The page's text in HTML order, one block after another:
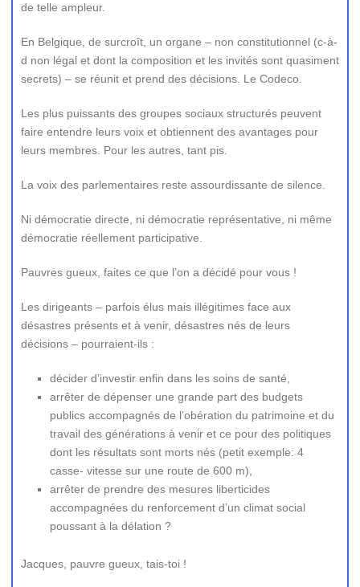
de telle ampleur.
En Belgique, de surcroît, un organe – non constitutionnel (c-à-
d non légal et dont la composition et les invités sont quasiment
secrets) – se réunit et prend des décisions. Le Codeco.
Les plus puissants des groupes sociaux structurés peuvent
faire entendre leurs voix et obtiennent des avantages pour
leurs membres. Pour les autres, tant pis.
La voix des parlementaires reste assourdissante de silence.
Ni démocratie directe, ni démocratie représentative, ni même
démocratie réellement participative.
Pauvres gueux, faites ce que l’on a décidé pour vous !
Les dirigeants – parfois élus mais illégitimes face aux
désastres présents et à venir, désastres nés de leurs
décisions – pourraient-ils :
décider d’investir enfin dans les soins de santé,
arrêter de dépenser une grande part des budgets
publics accompagnés de l’obération du patrimoine et du
travail des générations à venir et ce pour des politiques
dont les résultats sont morts nés (petit exemple: 4
casse- vitesse sur une route de 600 m),
arrêter de prendre des mesures liberticides
accompagnées du renforcement d’un climat social
poussant à la délation ?
Jacques, pauvre gueux, tais-toi !